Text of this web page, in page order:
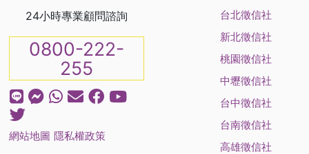
24小時專業顧問諮詢
0800-222-
255
網站地圖 隱私權政策
台北徵信社
新北徵信社
桃園徵信社
中壢徵信社
台中徵信社
台南徵信社
高雄徵信社